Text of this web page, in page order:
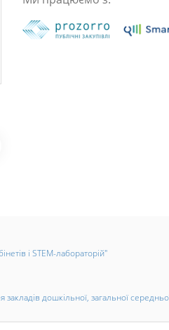
і STEM-лабораторій"
дошкільної, загальної